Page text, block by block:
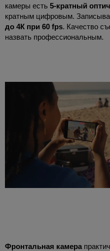
камеры есть 5-кратный
кратным цифровым.
до 4К при 60 fps. Качество
назвать профессиональным.
Фронтальная камера